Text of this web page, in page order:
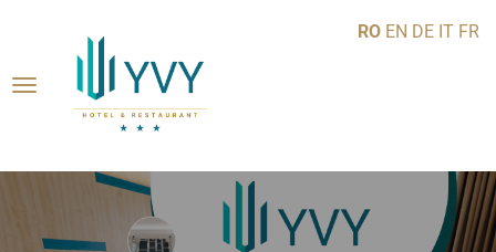
RO EN DE IT FR